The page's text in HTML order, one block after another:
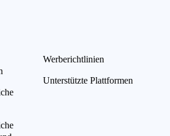
Werberichtlinien
Unterstützte Plattformen